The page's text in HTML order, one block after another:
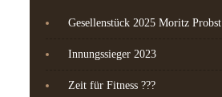
Gesellenstück 2025 Moritz Probst
Innungssieger 2023
Zeit für Fitness ???